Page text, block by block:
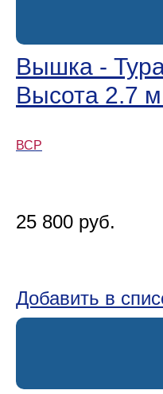
Вышка -
Высота 2.7
ВСР
25 800 руб.
Добавить в